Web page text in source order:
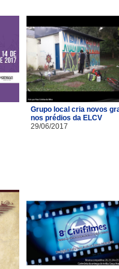
Grupo local cria novos
nos prédios da ELCV
29/06/2017